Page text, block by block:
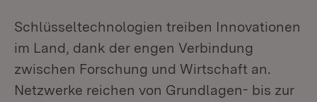
Schlüsseltechnologien treiben Innovationen
im Land, dank der engen Verbindung
zwischen Forschung und Wirtschaft an.
Netzwerke reichen von Grundlagen- bis zur